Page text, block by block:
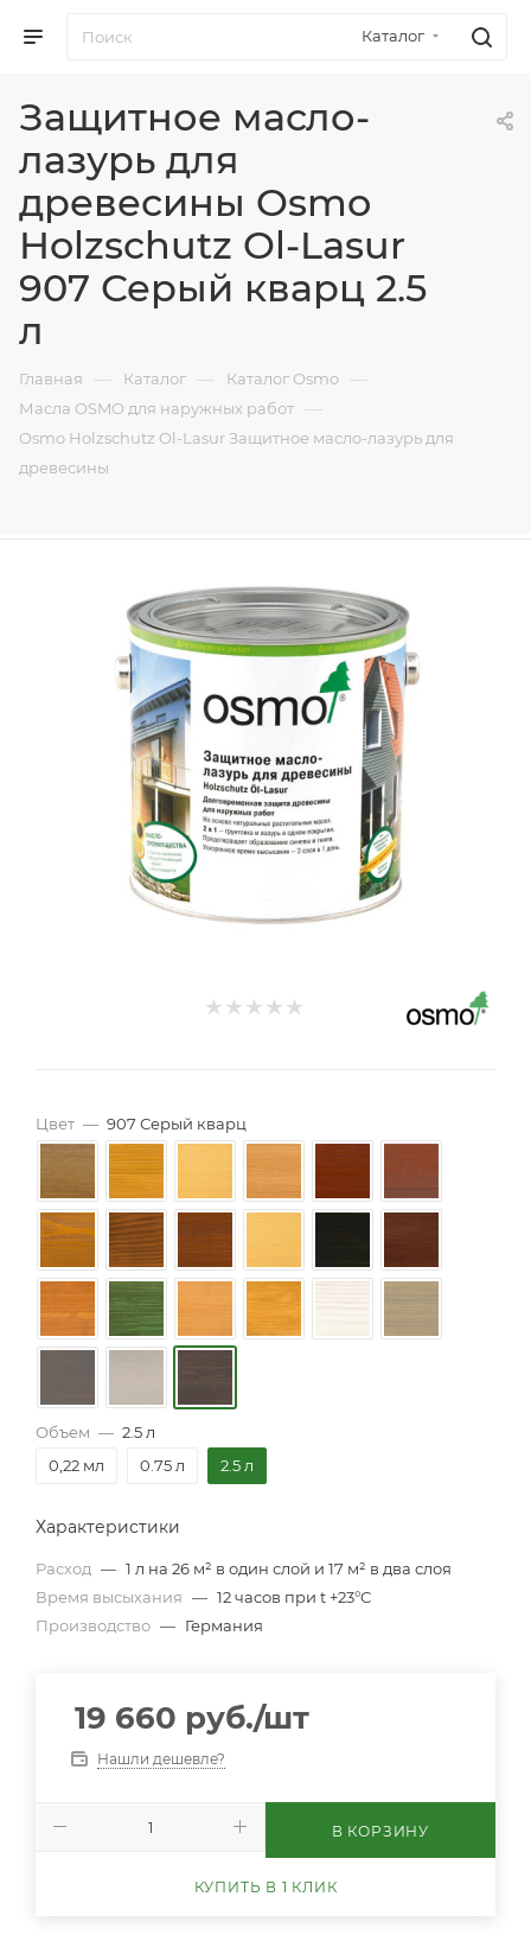
Каталог
Защитное масло-
лазурь для
древесины Osmo
Holzschutz Ol-Lasur
907 Серый кварц 2.5
л
Главная — Каталог — Каталог Osmo —
Масла OSMO для наружных работ —
Osmo Holzschutz Ol-Lasur Защитное масло-лазурь для
древесины
Цвет — 907 Серый кварц
Объем — 2.5 л
0,22 мл
0.75 л 2.5 л
Характеристики
Расход — 1 л на 26 м² в один слой и 17 м² в два слоя
Время высыхания — 12 часов при t +23°С
Производство — Германия
19 660 руб./шт
Нашли дешевле?
В КОРЗИНУ
КУПИТЬ В 1 КЛИК